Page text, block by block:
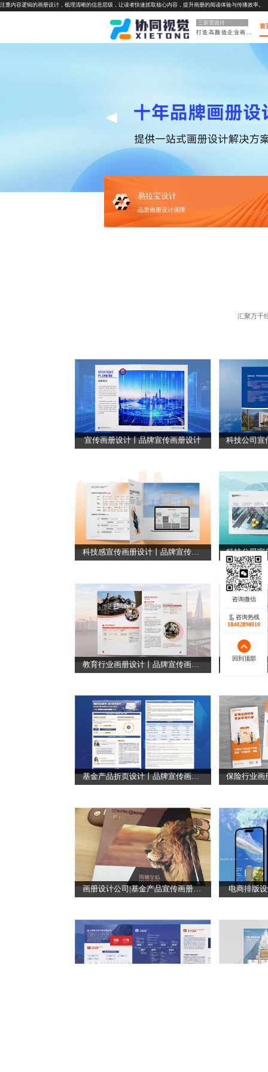
注重内容逻辑的画册设计，梳理清晰的信息层级，让读者快速抓取核心内容，提升画册的阅读体验与传播效率。
三折页设计
首
易拉宝设计
品质画册设计保障
汇聚万千
宣传画册设计丨品牌宣传画册设计
科技感宣传画册设计丨品牌宣传画册设计
教育行业画册设计丨品牌宣传画册设计 高端画册
基金产品折页设计丨品牌宣传画册设计
画册设计公司|基金产品宣传画册设计 电商排版
咨询热线
18402890810
回到顶部